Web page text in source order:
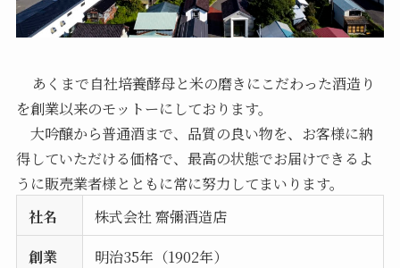
あくまで自社培養酵母と米の磨きにこだわった酒造り
を創業以来のモットーにしております。
大吟醸から普通酒まで、品質の良い物を、お客様に納
得していただける価格で、最高の状態でお届けできるよ
うに販売業者様とともに常に努力してまいります。
社名
株式会社 齋彌酒造店
創業
明治35年（1902年）